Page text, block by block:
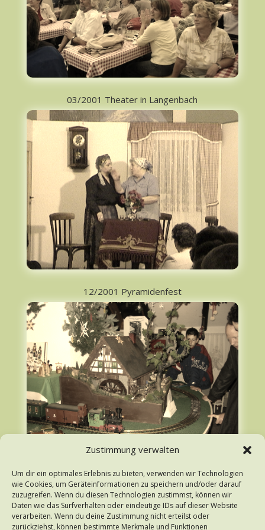
Zustimmung verwalten
Um dir ein optimales Erlebnis zu bieten, verwenden wir Technologien
wie Cookies, um Geräteinformationen zu speichern und/oder darauf
zuzugreifen. Wenn du diesen Technologien zustimmst, können wir
Daten wie das Surfverhalten oder eindeutige IDs auf dieser Website
verarbeiten. Wenn du deine Zustimmung nicht erteilst oder
zurückziehst, können bestimmte Merkmale und Funktionen
03/2001 Theater in Langenbach
12/2001 Pyramidenfest